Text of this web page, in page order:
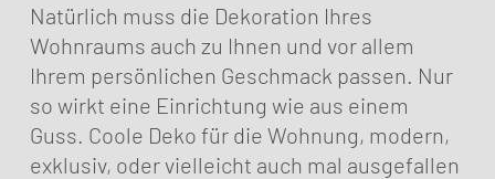
Natürlich muss die Dekoration Ihres
Wohnraums auch zu Ihnen und vor allem
Ihrem persönlichen Geschmack passen. Nur
so wirkt eine Einrichtung wie aus einem
Guss. Coole Deko für die Wohnung, modern,
exklusiv, oder vielleicht auch mal ausgefallen